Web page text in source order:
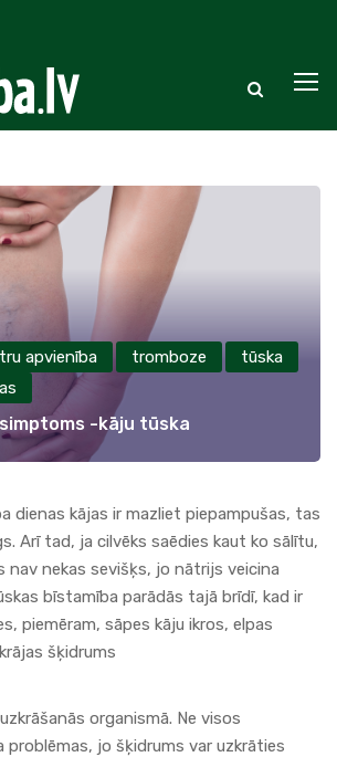
apvienība tromboze
tūska
-kāju tūska
dienas kājas ir mazliet piepampušas, tas
Arī tad, ja cilvēks saēdies kaut ko sālītu,
nav nekas sevišķs, jo nātrijs veicina
bīstamība parādās tajā brīdī, kad ir
piemēram, sāpes kāju ikros, elpas
šķidrums
organismā. Ne visos
problēmas, jo šķidrums var uzkrāties